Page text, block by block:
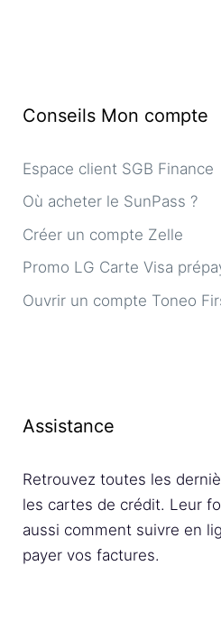
Conseils Mon compte
Espace client SGB Finance
Où acheter le SunPass ?
Créer un compte Zelle
Promo LG Carte Visa
Ouvrir un compte Toneo
Assistance
Retrouvez toutes les
les cartes de crédit. Leur
aussi comment suivre en
payer vos factures.